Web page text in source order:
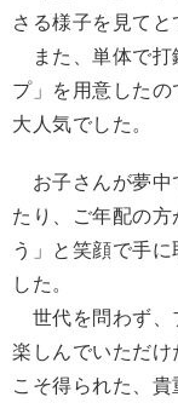
さる様子を見てと
また、単体で打
プ」を用意した
大人気でした。
お子さんが夢中
たり、ご年配の
う」と笑顔で手
した。
世代を問わず、
楽しんでいただけ
こそ得られた、貴